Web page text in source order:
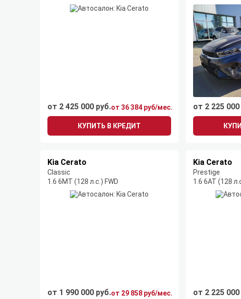
от 2 425 000 руб.от 36 384 руб/мес.
КУПИТЬ В КРЕДИТ
от 2 225
Kia Cerato
Classic
1.6 6MT (128 л.с.) FWD
от 1 990 000 руб.от 29 858 руб/мес.
Kia Cerato
Prestige
1.6 6AT (128
от 2 225